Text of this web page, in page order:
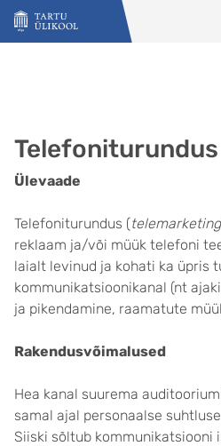
Liigu edasi põhisisu juurde
Telefoniturundus
Ülevaade
Telefoniturundus (telemarketing
reklaam ja/või müük telefoni
laialt levinud ja kohati ka üpris
kommunikatsioonikanal (nt
ja pikendamine, raamatute
Rakendusvõimalused
Hea kanal suurema
samal ajal personaalse
Siiski sõltub kommunikatsiooni